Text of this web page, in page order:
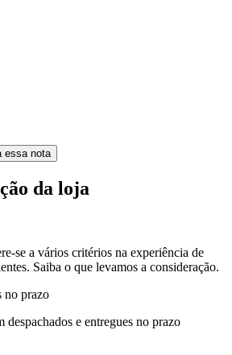
essa nota
da loja
se a vários critérios na experiência de
Saiba o que levamos a consideração.
no prazo
despachados e entregues no prazo